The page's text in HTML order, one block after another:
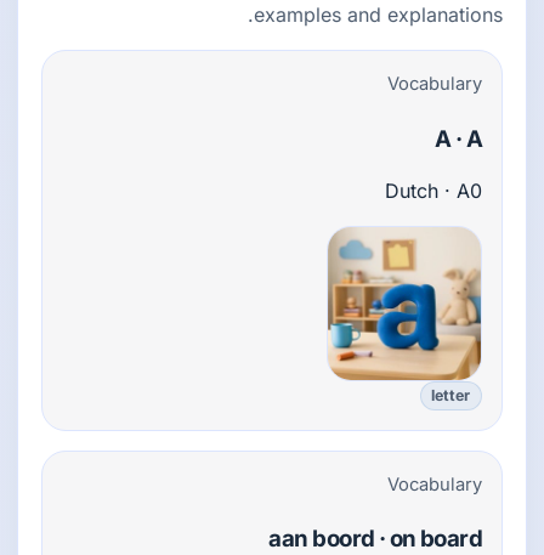
examples and explanations.
Vocabulary
A · A
Dutch · A0
letter
Vocabulary
aan boord · on board